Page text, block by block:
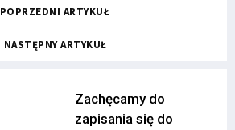
POPRZEDNI ARTYKUŁ
NASTĘPNY ARTYKUŁ
Zachęcamy do
zapisania się do